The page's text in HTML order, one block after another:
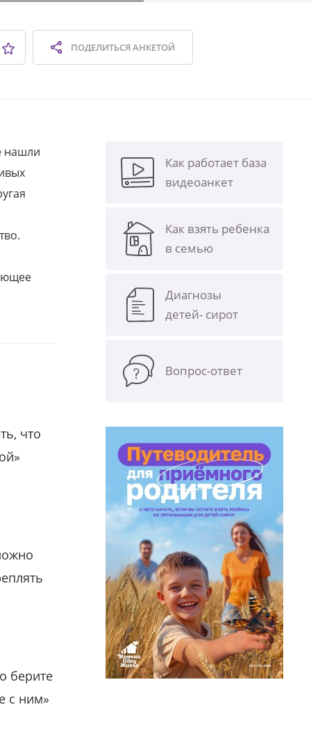
ПОДЕЛИТЬСЯАНКЕТОЙ
нашли
что
берите
с ним»
Как работает база
видеоанкет
Как взять ребенка
в семью
Диагнозы
детей- сирот
Вопрос-ответ